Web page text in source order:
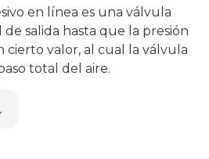
en línea es una válvula
salida hasta que la presión
cierto valor, al cual la válvula
total del aire.